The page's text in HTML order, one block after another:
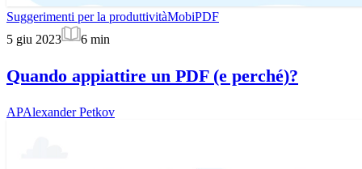
Suggerimenti per la produttivitàMobiPDF
5 giu 2023
6 min
Quando appiattire un PDF (e perché)?
APAlexander Petkov